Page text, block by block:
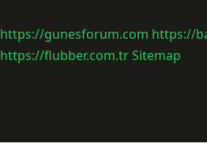
https://gunesforum.com https://
https://flubber.com.trSitemap